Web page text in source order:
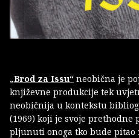
„Brod za Issu“ neobična je
književne produkcije tek
neobičnija u kontekstu
(1969) koji je svoje prethodne
pljunuti onoga tko bude pitao